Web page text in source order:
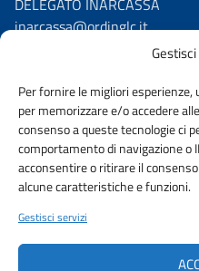
Per fornire le migliori esperienze,
per memorizzare e/o accedere
consenso a queste tecnologie ci
comportamento di navigazione o
acconsentire o ritirare il
alcune caratteristiche e funzioni.
Gestisci servizi
DELEGATO INARCASSA
inarcassa@ordinglc.it
Facebook
Youtube
Linkedin
URP PRIVACY